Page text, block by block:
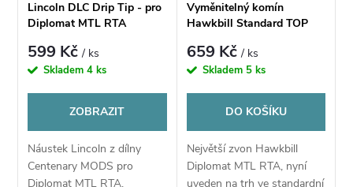
Lincoln DLC Drip Tip - pro
Diplomat MTL RTA
599 Kč/ ks
Skladem4 ks
ZOBRAZIT
Náustek Lincoln z dílny
Centenary MODS pro
Diplomat MTL RTA.
Vyměnitelný komín
Hawkbill Standard TOP
Diplomat MTL RTA
659 Kč/ ks
Skladem 5 ks
DO KOŠÍKU
Největší zvon Hawkbill
Diplomat MTL RTA, nyní
uveden na trh ve standardní